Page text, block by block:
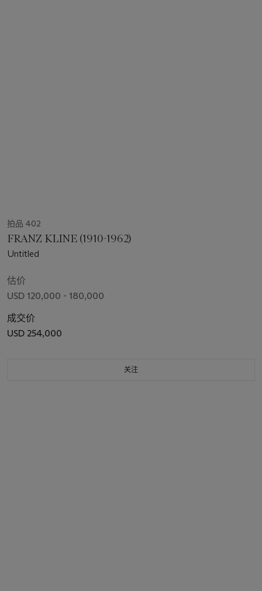
拍品 402
FRANZ KLINE (1910-1962)
Untitled
估价
USD 120,000 - 180,000
成交价
USD 254,000
关注